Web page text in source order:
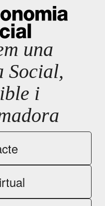
una
Social,
i